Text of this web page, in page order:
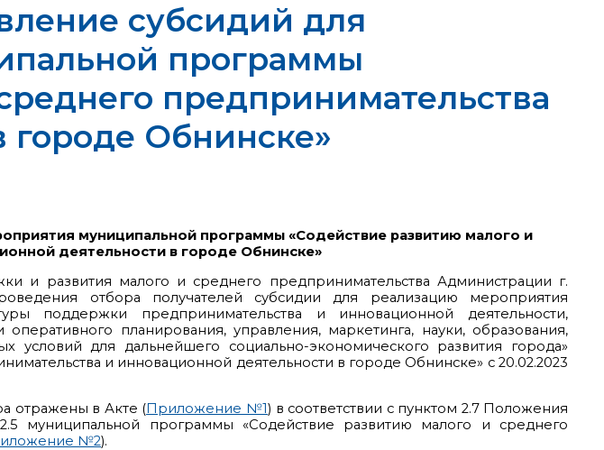
субсидий для
программы
предпринимательства
городе Обнинске»
муниципальной программы «Содействие развитию малого и
деятельности в городе Обнинске»
и развития малого и среднего предпринимательства Администрации г.
отбора получателей субсидии для реализацию мероприятия
поддержки предпринимательства и инновационной деятельности,
планирования, управления, маркетинга, науки, образования,
для дальнейшего социально-экономического развития города»
и инновационной деятельности в городе Обнинске» с 20.02.2023
отражены в Акте (Приложение №1) в соответствии с пунктом 2.7 Положения
муниципальной программы «Содействие развитию малого и среднего
№2).